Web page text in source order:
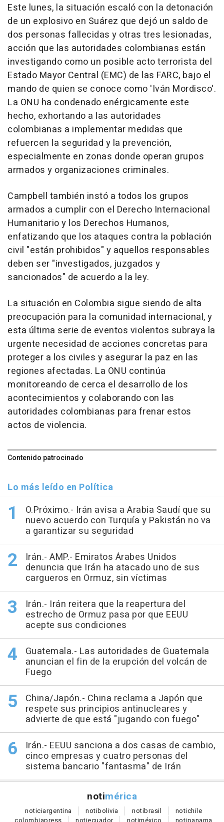
Este lunes, la situación escaló con la detonación
de un explosivo en Suárez que dejó un saldo de
dos personas fallecidas y otras tres lesionadas,
acción que las autoridades colombianas están
investigando como un posible acto terrorista del
Estado Mayor Central (EMC) de las FARC, bajo el
mando de quien se conoce como 'Iván Mordisco'.
La ONU ha condenado enérgicamente este
hecho, exhortando a las autoridades
colombianas a implementar medidas que
refuercen la seguridad y la prevención,
especialmente en zonas donde operan grupos
armados y organizaciones criminales.
Campbell también instó a todos los grupos
armados a cumplir con el Derecho Internacional
Humanitario y los Derechos Humanos,
enfatizando que los ataques contra la población
civil "están prohibidos" y aquellos responsables
deben ser "investigados, juzgados y
sancionados" de acuerdo a la ley.
La situación en Colombia sigue siendo de alta
preocupación para la comunidad internacional, y
esta última serie de eventos violentos subraya la
urgente necesidad de acciones concretas para
proteger a los civiles y asegurar la paz en las
regiones afectadas. La ONU continúa
monitoreando de cerca el desarrollo de los
acontecimientos y colaborando con las
autoridades colombianas para frenar estos
actos de violencia.
Contenido patrocinado
Lo más leído en Política
O.Próximo.- Irán avisa a Arabia Saudí que su
nuevo acuerdo con Turquía y Pakistán no va
a garantizar su seguridad
Irán.- AMP.- Emiratos Árabes Unidos
denuncia que Irán ha atacado uno de sus
cargueros en Ormuz, sin víctimas
Irán.- Irán reitera que la reapertura del
estrecho de Ormuz pasa por que EEUU
acepte sus condiciones
Guatemala.- Las autoridades de Guatemala
anuncian el fin de la erupción del volcán de
Fuego
China/Japón.- China reclama a Japón que
respete sus principios antinucleares y
advierte de que está "jugando con fuego"
Irán.- EEUU sanciona a dos casas de cambio,
cinco empresas y cuatro personas del
sistema bancario "fantasma" de Irán
notimérica
noticiargentina notibolivia notibrasil notichile